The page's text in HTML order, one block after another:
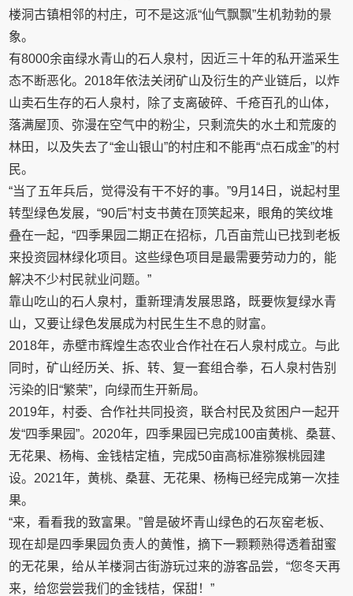
楼洞古镇相邻的村庄，可不是这派“仙气飘飘”生机勃勃的景
象。
有8000余亩绿水青山的石人泉村，因近三十年的私开滥采生
态不断恶化。2018年依法关闭矿山及衍生的产业链后，以炸
山卖石生存的石人泉村，除了支离破碎、千疮百孔的山体，
落满屋顶、弥漫在空气中的粉尘，只剩流失的水土和荒废的
林田，以及失去了“金山银山”的村庄和不能再“点石成金”的村
民。
“当了五年兵后，觉得没有干不好的事。”9月14日，说起村里
转型绿色发展，“90后”村支书黄在顶笑起来，眼角的笑纹堆
叠在一起，“四季果园二期正在招标，几百亩荒山已找到老板
来投资园林绿化项目。这些绿色项目是最需要劳动力的，能
解决不少村民就业问题。”
靠山吃山的石人泉村，重新理清发展思路，既要恢复绿水青
山，又要让绿色发展成为村民生生不息的财富。
2018年，赤壁市辉煌生态农业合作社在石人泉村成立。与此
同时，矿山经历关、拆、转、复一套组合拳，石人泉村告别
污染的旧“繁荣”，向绿而生开新局。
2019年，村委、合作社共同投资，联合村民及贫困户一起开
发“四季果园”。2020年，四季果园已完成100亩黄桃、桑葚、
无花果、杨梅、金钱桔定植，完成50亩高标准猕猴桃园建
设。2021年，黄桃、桑葚、无花果、杨梅已经完成第一次挂
果。
“来，看看我的致富果。”曾是破坏青山绿色的石灰窑老板、
现在却是四季果园负责人的黄惟，摘下一颗颗熟得透着甜蜜
的无花果，给从羊楼洞古街游玩过来的游客品尝，“您冬天再
来，给您尝尝我们的金钱桔，保甜！”